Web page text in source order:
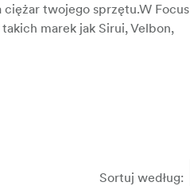
twojego sprzętu.W Focus
marek jak Sirui, Velbon,
Sortuj według: